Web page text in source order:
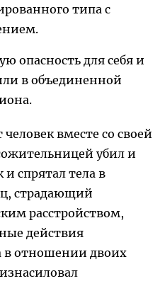
типа с
опасность для себя и
в объединенной
вместе со своей
убил и
и спрятал тела в
страдающий
расстройством,
действия
в отношении двоих